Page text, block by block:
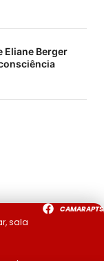
Eliane Berger
sala